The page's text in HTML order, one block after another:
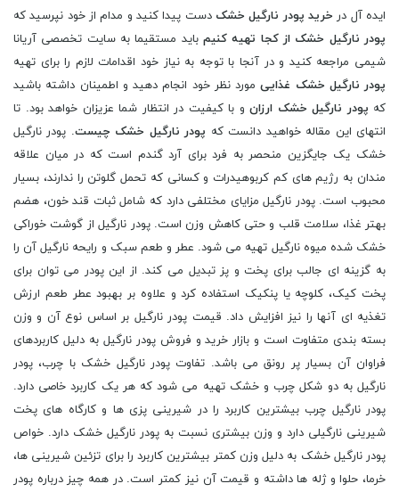
ایده آل در خرید پودر نارگیل خشکدست پیدا کنید و مدام از خود نپرسید که
پودر نارگیل خشک از کجا تهیه کنیم باید مستقیما به سایت تخصصی آریانا
شیمی مراجعه کنید و در آنجا با توجه به نیاز خود اقدامات لازم را برای تهیه
پودر نارگیل خشک غذاییمورد نظر خود انجام دهید و اطمینان داشته باشید
که پودر نارگیل خشک ارزان و با کیفیت در انتظار شما عزیزان خواهد بود. تا
انتهای این مقاله خواهید دانست که پودر نارگیل خشک چیست. پودر نارگیل
خشک یک جایگزین منحصر به فرد برای آرد گندم است که در میان علاقه
مندان به رژیم های کم کربوهیدرات و کسانی که تحمل گلوتن را ندارند، بسیار
محبوب است. پودر نارگیل مزایای مختلفی دارد که شامل ثبات قند خون، هضم
بهتر غذا، سلامت قلب و حتی کاهش وزن است. پودر نارگیل از گوشت خوراکی
خشک شده میوه نارگیل تهیه می شود. عطر و طعم سبک و رایحه نارگیل آن را
به گزینه ای جالب برای پخت و پز تبدیل می کند. از این پودر می توان برای
پخت کیک، کلوچه یا پنکیک استفاده کرد و علاوه بر بهبود عطر طعم ارزش
تغذیه ای آنها را نیز افزایش داد. قیمت پودر نارگیل بر اساس نوع آن و وزن
بسته بندی متفاوت است و بازار خرید و فروش پودر نارگیل به دلیل کاربردهای
فراوان آن بسیار پر رونق می باشد. تفاوت پودر نارگیل خشک با چرب، پودر
نارگیل به دو شکل چرب و خشک تهیه می شود که هر یک کاربرد خاصی دارد.
پودر نارگیل چرب بیشترین کاربرد را در شیرینی پزی ها و کارگاه های پخت
شیرینی نارگیلی دارد و وزن بیشتری نسبت به پودر نارگیل خشک دارد. خواص
پودر نارگیل خشک به دلیل وزن کمتر بیشترین کاربرد را برای تزئین شیرینی ها،
خرما، حلوا و ژله ها داشته و قیمت آن نیز کمتر است. در همه چیز درباره پودر